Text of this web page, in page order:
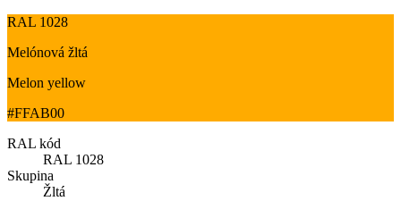
RAL 1028
Melónová žltá
Melon yellow
#FFAB00
RAL kód
RAL 1028
Skupina
Žltá